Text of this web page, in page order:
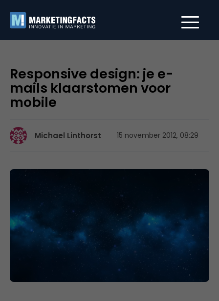
Responsive design: je e-
mails klaarstomen voor
mobile
Michael Linthorst 15 november 2012, 08:29